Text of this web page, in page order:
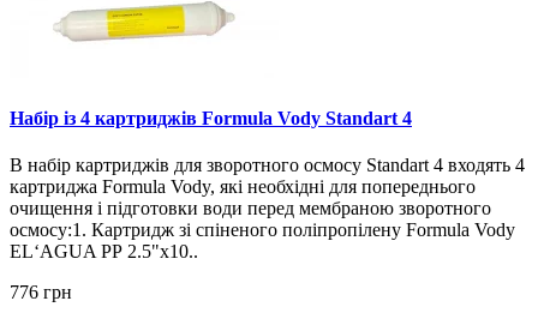
Набір із 4 картриджів Formula Vody Standart 4
В набір картриджів для зворотного осмосу Standart 4 входять 4
картриджа Formula Vody, які необхідні для попереднього
очищення і підготовки води перед мембраною зворотного
осмосу:1. Картридж зі спіненого поліпропілену Formula Vody
EL‘AGUA РР 2.5"х10..
776 грн